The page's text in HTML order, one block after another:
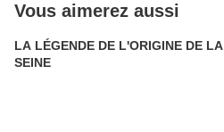
Vous aimerez aussi
LA LÉGENDE DE L'ORIGINE DE LA
SEINE